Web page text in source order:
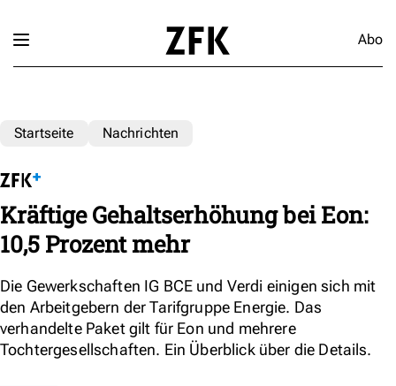
Abo
Startseite Nachrichten
Kräftige Gehaltserhöhung bei Eon:
10,5 Prozent mehr
Die Gewerkschaften IG BCE und Verdi einigen sich mit
den Arbeitgebern der Tarifgruppe Energie. Das
verhandelte Paket gilt für Eon und mehrere
Tochtergesellschaften. Ein Überblick über die Details.